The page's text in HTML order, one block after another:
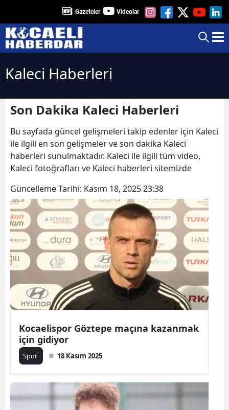
Gazeteler Videolar
Kaleci Haberleri
Son Dakika Kaleci Haberleri
Bu sayfada güncel gelişmeleri takip edenler için Kaleci
ile ilgili en son gelişmeler ve son dakika Kaleci
haberleri sunulmaktadır. Kaleci ile ilgili tüm video,
Kaleci fotoğrafları ve Kaleci haberleri sitemizde
Güncelleme Tarihi: Kasım 18, 2025 23:38
Kocaelispor Göztepe maçına kazanmak
için gidiyor
Spor 18 Kasım 2025